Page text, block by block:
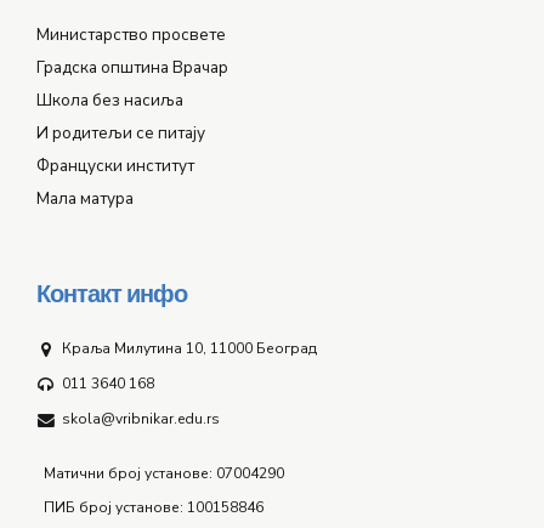
Министарство просвете
Градска општина Врачар
Школа без насиља
И родитељи се питају
Француски институт
Мала матура
Контакт инфо
Краља Милутина 10, 11000 Београд
011 3640 168
skola@vribnikar.edu.rs
Матични број установе: 07004290
ПИБ број установе: 100158846